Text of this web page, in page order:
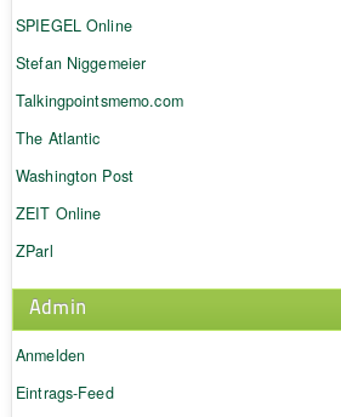
SPIEGEL Online
Stefan Niggemeier
Talkingpointsmemo.com
The Atlantic
Washington Post
ZEIT Online
ZParl
Admin
Anmelden
Eintrags-Feed